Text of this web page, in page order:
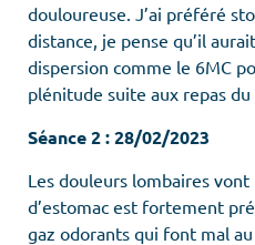
douloureuse. J’ai préféré
distance, je pense qu’il
dispersion comme le 6MC
plénitude suite aux repas
Séance 2 : 28/02/2023
Les douleurs lombaires
d’estomac est fortement
gaz odorants qui font mal